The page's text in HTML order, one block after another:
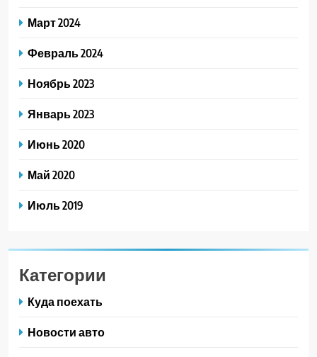
Март 2024
Февраль 2024
Ноябрь 2023
Январь 2023
Июнь 2020
Май 2020
Июль 2019
Категории
Куда поехать
Новости авто